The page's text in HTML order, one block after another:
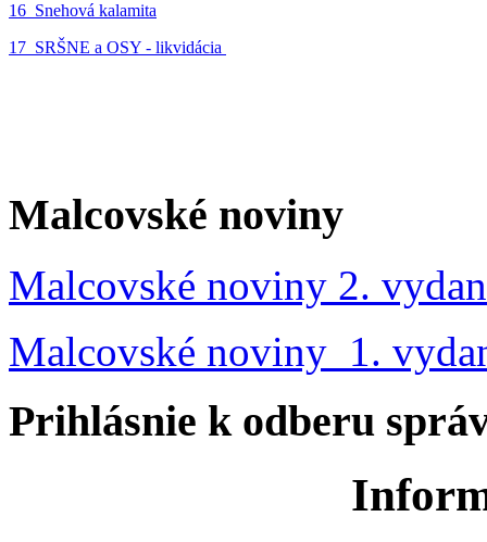
16_Snehová kalamita
17_SRŠNE a OSY - likvidácia
Malcovské noviny
Malcovské noviny 2.
Malcovské noviny 1.
Prihlásnie k odberu